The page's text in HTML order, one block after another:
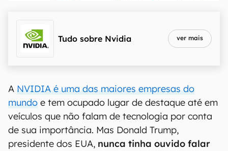
Tudo sobre Nvidia ver mais
A NVIDIA é uma das maiores empresas do
mundo e tem ocupado lugar de destaque até em
veículos que não falam de tecnologia por conta
de sua importância. Mas Donald Trump,
presidente dos EUA, nunca tinha ouvido falar